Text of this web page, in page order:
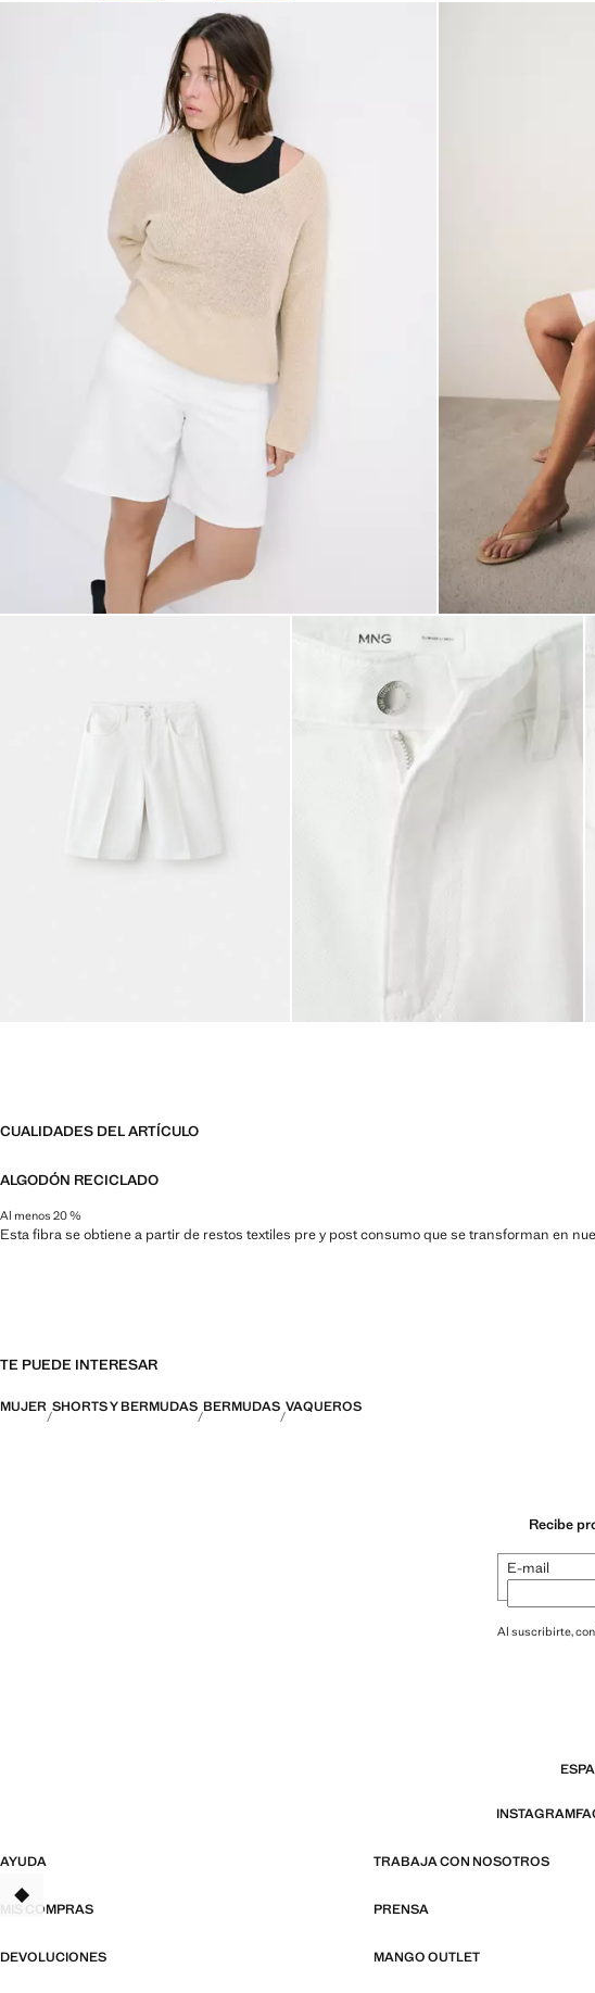
CUALIDADES DEL ARTÍCULO
ALGODÓN RECICLADO
Al menos 20 %
Esta fibra se obtiene a partir de restos textiles pre y post consumo que se transforman en
TE PUEDE INTERESAR
MUJER SHORTS Y BERMUDAS BERMUDAS VAQUEROS
Recibe
E-mail
Al suscribirte,
INSTAGRAM
AYUDA TRABAJA CON NOSOTROS
MIS COMPRAS PRENSA
DEVOLUCIONES MANGO OUTLET